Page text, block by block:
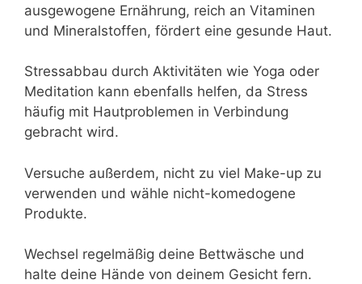
ausgewogene Ernährung, reich an Vitaminen
und Mineralstoffen, fördert eine gesunde Haut.
Stressabbau durch Aktivitäten wie Yoga oder
Meditation kann ebenfalls helfen, da Stress
häufig mit Hautproblemen in Verbindung
gebracht wird.
Versuche außerdem, nicht zu viel Make-up zu
verwenden und wähle nicht-komedogene
Produkte.
Wechsel regelmäßig deine Bettwäsche und
halte deine Hände von deinem Gesicht fern.